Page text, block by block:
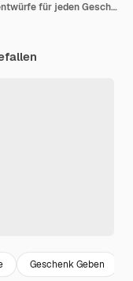
Brew Happiness Einzigartige Becherentwürfe für jeden Geschmack Persönliche Becherkreationen erhöhen Ihren Kaffee
Geschenk Geben